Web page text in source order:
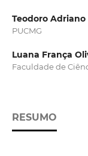
Teodoro
PUCMG
Luana França
Faculdade de
RESUMO